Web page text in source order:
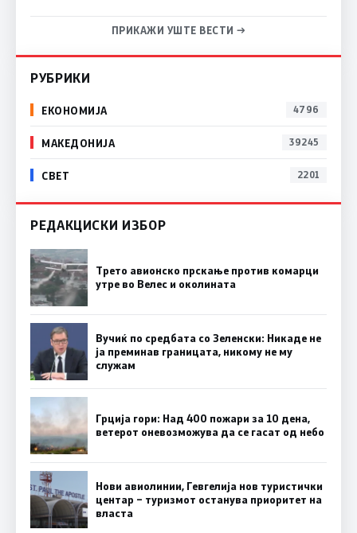
ПРИКАЖИ УШТЕ ВЕСТИ →
РУБРИКИ
ЕКОНОМИЈА 4796
МАКЕДОНИЈА 39245
СВЕТ 2201
РЕДАКЦИСКИ ИЗБОР
Трето авионско прскање против комарци
утре во Велес и околината
Вучиќ по средбата со Зеленски: Никаде не
ја преминав границата, никому не му
служам
Грција гори: Над 400 пожари за 10 дена,
ветерот оневозможува да се гасат од небо
Нови авиолинии, Гевгелија нов туристички
центар – туризмот останува приоритет на
власта